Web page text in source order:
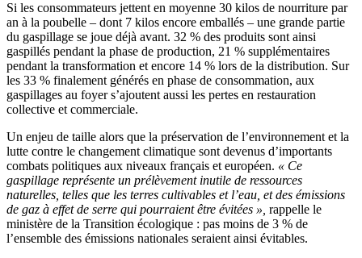
Si les consommateurs jettent en moyenne 30 kilos de nourriture par
an à la poubelle – dont 7 kilos encore emballés – une grande partie
du gaspillage se joue déjà avant. 32 % des produits sont ainsi
gaspillés pendant la phase de production, 21 % supplémentaires
pendant la transformation et encore 14 % lors de la distribution. Sur
les 33 % finalement générés en phase de consommation, aux
gaspillages au foyer s’ajoutent aussi les pertes en restauration
collective et commerciale.
Un enjeu de taille alors que la préservation de l’environnement et la
lutte contre le changement climatique sont devenus d’importants
combats politiques aux niveaux français et européen. « Ce
gaspillage représente un prélèvement inutile de ressources
naturelles, telles que les terres cultivables et l’eau, et des émissions
de gaz à effet de serre qui pourraient être évitées », rappelle le
ministère de la Transition écologique : pas moins de 3 % de
l’ensemble des émissions nationales seraient ainsi évitables.